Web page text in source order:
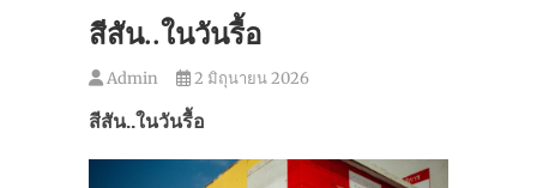
สีสัน..ในวันรื้อ
Admin 2 มิถุนายน 2026
สีสัน..ในวันรื้อ